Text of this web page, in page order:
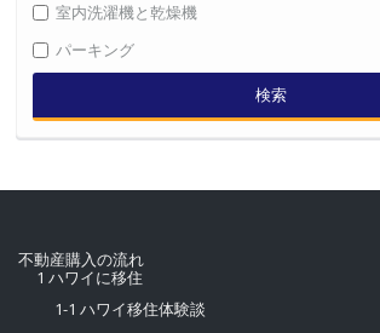
室内洗濯機と乾燥機
パーキング
検索
不動産購入の流れ
1 ハワイに移住
1-1 ハワイ移住体験談